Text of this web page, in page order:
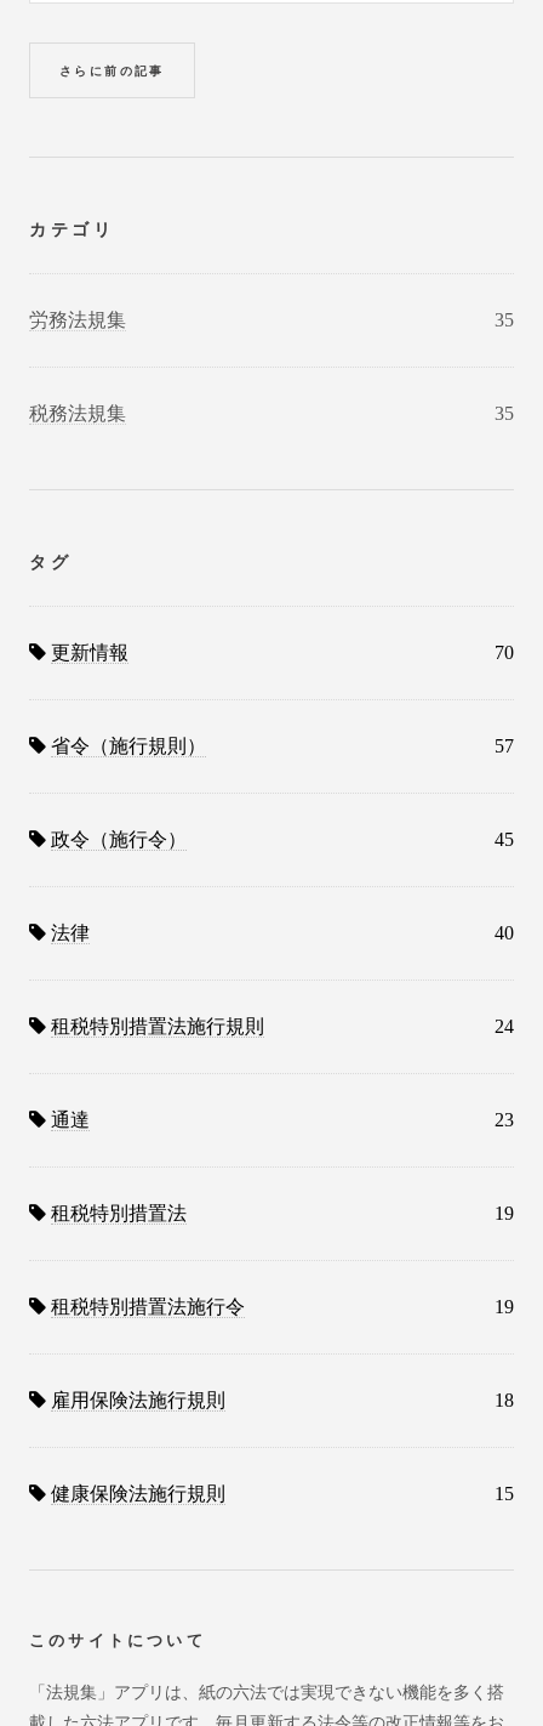
さらに前の記事
カテゴリ
労務法規集 35
税務法規集 35
タグ
更新情報 70
省令（施行規則） 57
政令（施行令） 45
法律 40
租税特別措置法施行規則 24
通達 23
租税特別措置法 19
租税特別措置法施行令 19
雇用保険法施行規則 18
健康保険法施行規則 15
このサイトについて
「法規集」アプリは、紙の六法では実現できない機能を多く搭